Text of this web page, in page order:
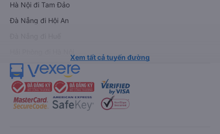
Hà Nội đi Tam Đảo
Đà Nẵng đi Hội An
Xem tất cả tuyến đường